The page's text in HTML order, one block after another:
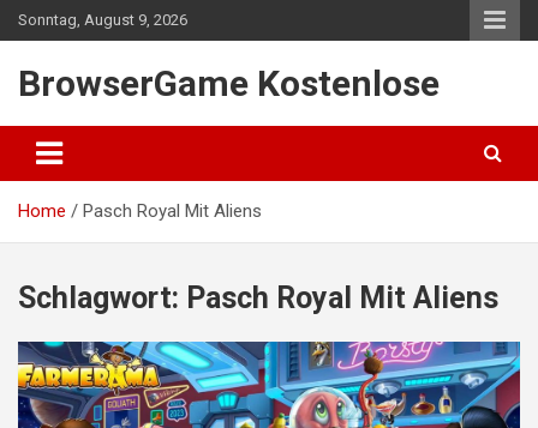
Skip
to
Sonntag, August 9, 2026
BrowserGame Kostenlose
Home Pasch Royal Mit Aliens
Schlagwort: Pasch Royal Mit Aliens